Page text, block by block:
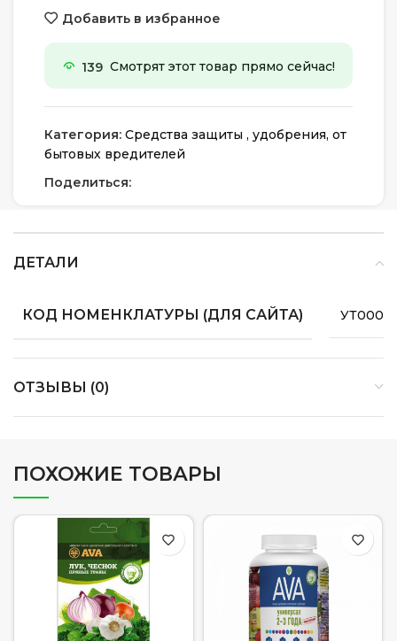
Добавить в избранное
139 Смотрят этот товар прямо сейчас!
Категория: Средства защиты , удобрения, от
бытовых вредителей
Поделиться:
ДЕТАЛИ
КОД НОМЕНКЛАТУРЫ (ДЛЯ САЙТА)
ОТЗЫВЫ (0)
ПОХОЖИЕ ТОВАРЫ